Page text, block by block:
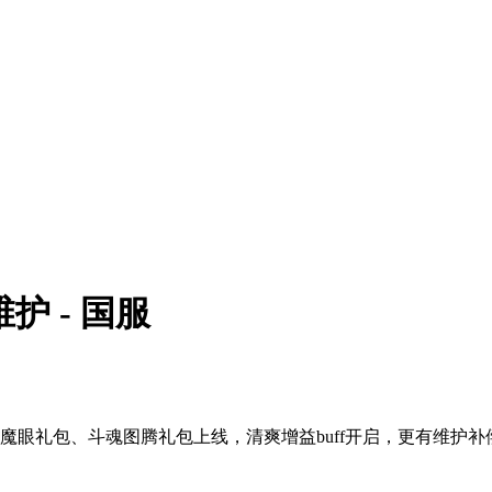
护 - 国服
眼礼包、斗魂图腾礼包上线，清爽增益buff开启，更有维护补